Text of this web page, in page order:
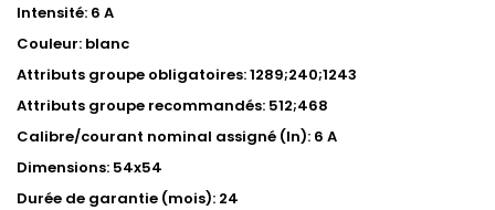
Intensité: 6 A
Couleur: blanc
Attributs groupe obligatoires: 1289;240;1243
Attributs groupe recommandés: 512;468
Calibre/courant nominal assigné (In): 6 A
Dimensions: 54x54
Durée de garantie (mois): 24